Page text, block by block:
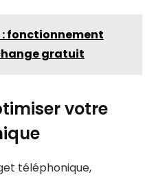
: fonctionnement
gratuit
votre
téléphonique,